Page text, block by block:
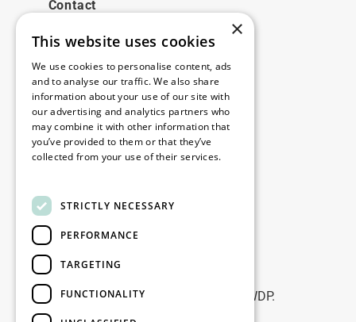
Contact
Legale
Disclaimer
Privacy policy
Cookie policy
Contact
Fii la curent
Rămâneți la curent: abonați-vă la
newsletterele noastre de Marketing WDP.
×
This website uses cookies
We use cookies to personalise content, ads
and to analyse our traffic. We also share
information about your use of our site with
our advertising and analytics partners who
may combine it with other information that
you’ve provided to them or that they’ve
collected from your use of their services.
STRICTLY NECESSARY
PERFORMANCE
TARGETING
FUNCTIONALITY